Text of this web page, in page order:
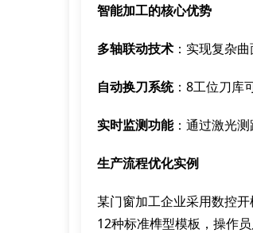
智能加工的核心优势
多轴联动技术 ：实现复杂
自动换刀系统：8工位刀库
实时监测功能：通过激光
生产流程优化实例
某门窗加工企业采用数控
12种标准榫型模板，操作